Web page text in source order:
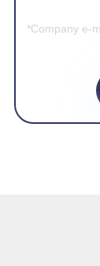
*Company e-